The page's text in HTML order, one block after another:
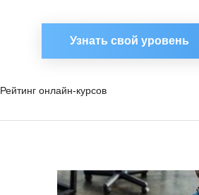
Узнать свой уровень
Рейтинг онлайн-курсов